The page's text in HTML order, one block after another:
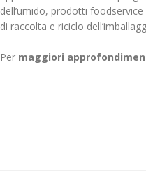
dell’umido, prodotti
di raccolta e riciclo
Per maggiori